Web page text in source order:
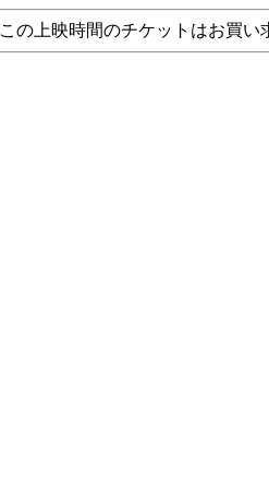
の上映時間のチケットはお買い